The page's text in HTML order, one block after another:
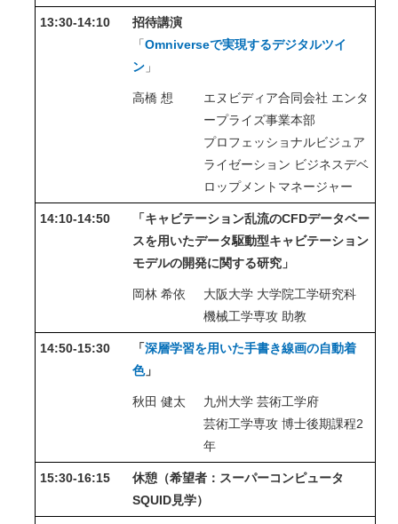
13:30-14:10
招待講演
「Omniverseで実現するデジタルツイ
ン 」
高橋 想
エヌビディア合同会社 エンタ
ープライズ事業本部
プロフェッショナルビジュア
ライゼーション ビジネスデベ
ロップメントマネージャー
14:10-14:50 「キャビテーション乱流のCFDデータベー
スを用いたデータ駆動型キャビテーション
モデルの開発に関する研究 」
岡林 希依
大阪大学 大学院工学研究科
機械工学専攻 助教
14:50-15:30 「深層学習を用いた手書き線画の自動着
色」
秋田 健太
九州大学 芸術工学府
芸術工学専攻 博士後期課程2
年
15:30-16:15
休憩（希望者：スーパーコンピュータ
SQUID見学）